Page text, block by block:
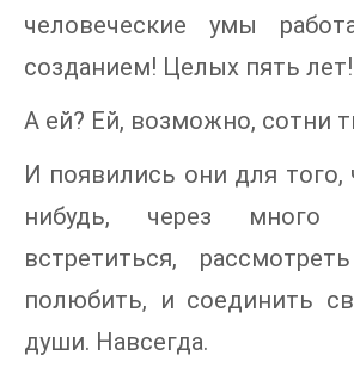
человеческие умы
созданием! Целых пять лет!
А ей? Ей, возможно, сотни
И появились они для того,
нибудь, через много
встретиться,
полюбить, и соединить
души. Навсегда.